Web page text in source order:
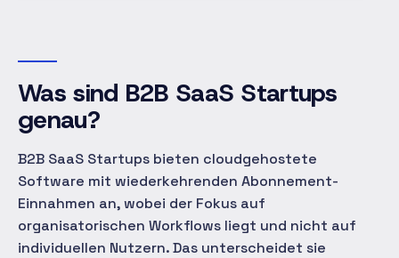
Was sind B2B SaaS Startups
genau?
B2B SaaS Startups bieten cloudgehostete
Software mit wiederkehrenden Abonnement-
Einnahmen an, wobei der Fokus auf
organisatorischen Workflows liegt und nicht auf
individuellen Nutzern. Das unterscheidet sie